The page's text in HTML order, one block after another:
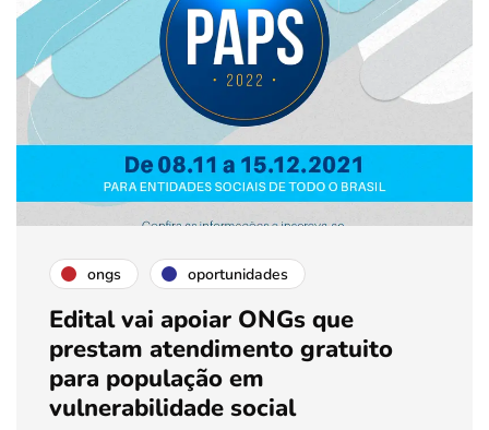
ongs oportunidades
Edital vai apoiar ONGs que
prestam atendimento gratuito
para população em
vulnerabilidade social